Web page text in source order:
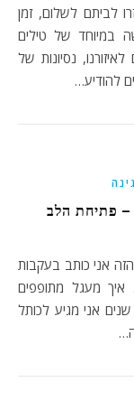
במיוחד של טילים
נסיונות של
להודיע…
– פתיחת הלב
איך מעגל מתופפים
מתקשר לבית המקדש ולפתיחת הלב? כבר 10 שנים אני מגיע לכותל